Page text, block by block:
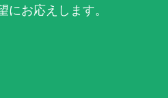
にお応えします。